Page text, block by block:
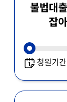
불법대
잡
청원기